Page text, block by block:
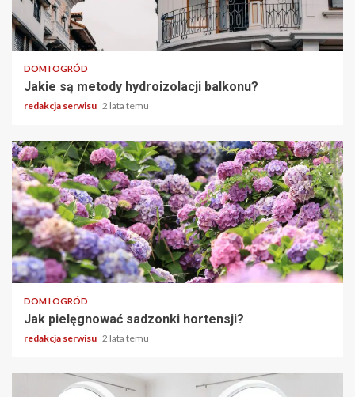
2 min odczytu
DOM I OGRÓD
Jakie są metody hydroizolacji balkonu?
redakcja serwisu 2 lata temu
2 min odczytu
DOM I OGRÓD
Jak pielęgnować sadzonki hortensji?
redakcja serwisu 2 lata temu